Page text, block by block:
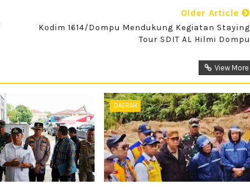
Older Article
Kodim 1614/Dompu Mendukung Kegiatan Staying
Tour SDIT AL Hilmi Dompu
View More
DAERAH